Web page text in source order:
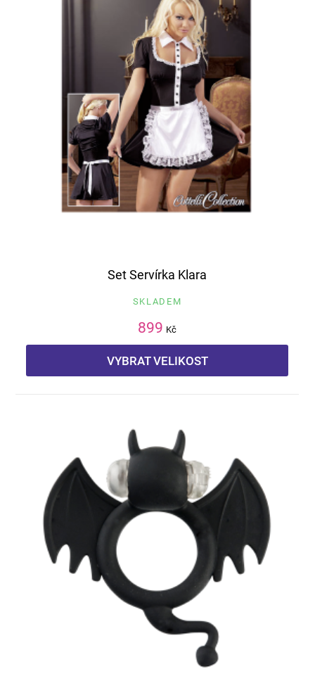
Set Servírka Klara
SKLADEM
899 Kč
VYBRAT VELIKOST